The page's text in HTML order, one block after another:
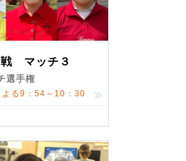
マッチ３
選手権
る9：54～10：30